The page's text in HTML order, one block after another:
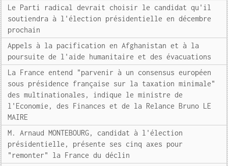
Le Parti radical devrait choisir le candidat qu'il
soutiendra à l'élection présidentielle en décembre
prochain
Appels à la pacification en Afghanistan et à la
poursuite de l'aide humanitaire et des évacuations
La France entend "parvenir à un consensus européen
sous présidence française sur la taxation minimale"
des multinationales, indique le ministre de
l'Economie, des Finances et de la Relance Bruno LE
MAIRE
M. Arnaud MONTEBOURG, candidat à l'élection
présidentielle, présente ses cinq axes pour
"remonter" la France du déclin